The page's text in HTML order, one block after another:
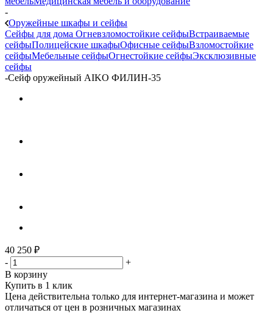
-
Оружейные шкафы и сейфы
Сейфы для дома Огневзломостойкие сейфыВстраиваемые
сейфыПолицейские шкафыОфисные сейфыВзломостойкие
сейфыМебельные сейфыОгнестойкие сейфыЭксклюзивные
сейфы
-Сейф оружейный AIKO ФИЛИН-35
40 250 ₽
-
+
В корзину
Купить в 1 клик
Цена действительна только для интернет-магазина и может
отличаться от цен в розничных магазинах